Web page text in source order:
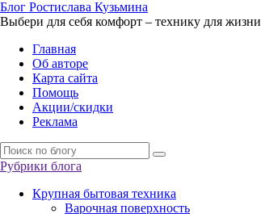
Блог Ростислава Кузьмина
Выбери для себя комфорт – технику для жизни
Главная
Об авторе
Карта сайта
Помощь
Акции/скидки
Реклама
Рубрики блога
Крупная бытовая техника
Варочная поверхность